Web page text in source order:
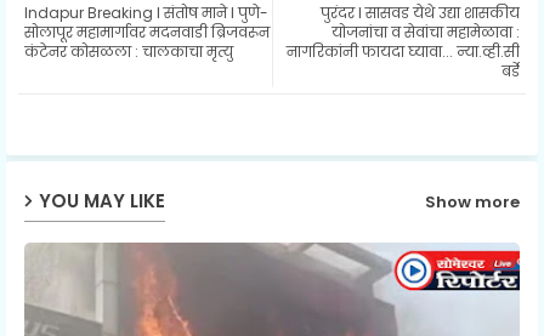
ter ats
पुरंदर l सासवड येथे उद्या शासकीय
योजनांचा व सेवांचा महामेळावा :
नागरिकांनी फायदा घ्यावा... न्या.व्ही.सी
बर्डे
Indapur Breaking l संतोष माने l पुणे-
सोलापूर महामार्गावर मदनवाडी ब्रिजवरून
कंटेनर कोसळला : चालकाचा मृत्यु
YOU MAY LIKE Show more